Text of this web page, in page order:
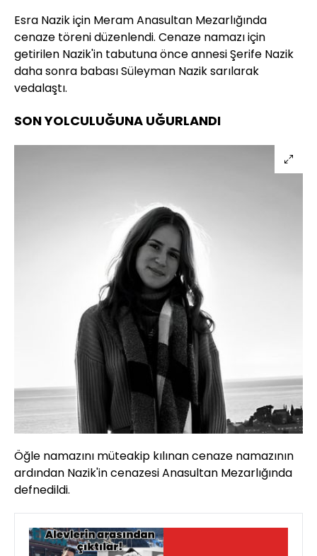
Esra Nazik için Meram Anasultan Mezarlığında
cenaze töreni düzenlendi. Cenaze namazı için
getirilen Nazik'in tabutuna önce annesi Şerife Nazik
daha sonra babası Süleyman Nazik sarılarak
vedalaştı.
SON YOLCULUĞUNA UĞURLANDI
Öğle namazını müteakip kılınan cenaze namazının
ardından Nazik'in cenazesi Anasultan Mezarlığında
defnedildi.